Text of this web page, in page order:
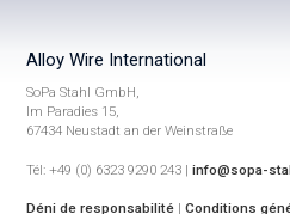
Alloy Wire International
SoPa Stahl GmbH,
Im Paradies 15,
67434 Neustadt an der Weinstraße
Tél: +49 (0) 6323 9290 243 | info@sopa-
Déni de responsabilité | Conditions